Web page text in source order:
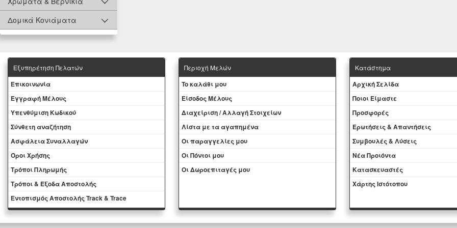
Δομικά Κονιάματα
Εξυπηρέτηση Πελατών
Eπικοινωνία
Εγγραφή Μέλους
Yπενθύμιση Κωδικού
Σύνθετη αναζήτηση
Ασφάλεια Συναλλαγών
Όροι Χρήσης
Τρόποι Πληρωμής
Τρόποι & Έξοδα Αποστολής
Εντοπισμός Αποστολής Track & Trace
Περιοχή Mελών
To καλάθι μου
Eίσοδος Μέλους
Διαχείριση / Aλλαγή Στοιχείων
Λίστα με τα αγαπημένα
Oι παραγγελίες μου
Οι Πόντοι μου
Oι Δωροεπιταγές μου
Κατάστημα
Aρχική Σελίδα
Ποιοι Είμαστε
Προσφορές
Ερωτήσεις & Απαντήσεις
Συμβουλές & Λύσεις
Νέα Προιόντα
Kατασκευαστές
Χάρτης Ιστότοπου